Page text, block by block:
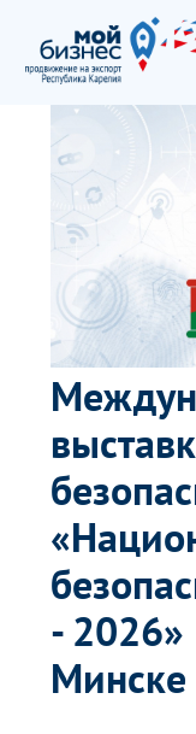
- 2026»
Минске